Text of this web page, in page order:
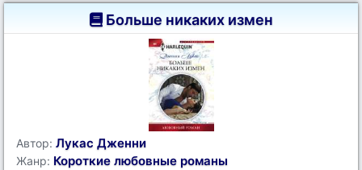
Больше никаких измен
Автор: Лукас Дженни
Жанр: Короткие любовные романы